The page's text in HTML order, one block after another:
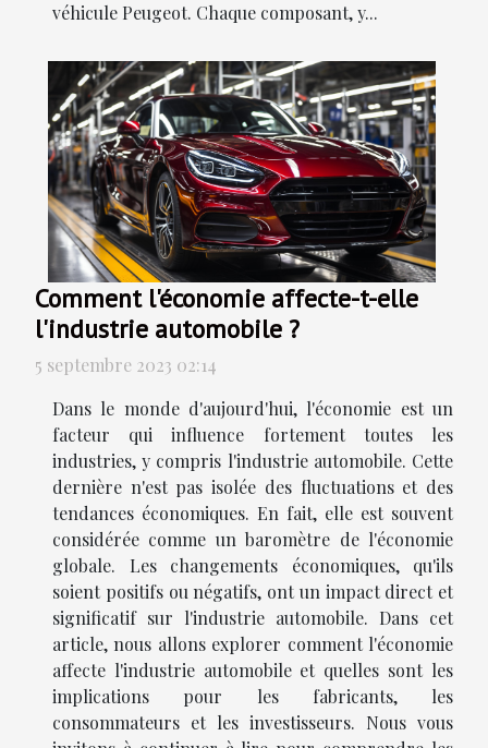
véhicule Peugeot. Chaque composant, y...
Comment l'économie affecte-t-elle
l'industrie automobile ?
5 septembre 2023 02:14
Dans le monde d'aujourd'hui, l'économie est un
facteur qui influence fortement toutes les
industries, y compris l'industrie automobile. Cette
dernière n'est pas isolée des fluctuations et des
tendances économiques. En fait, elle est souvent
considérée comme un baromètre de l'économie
globale. Les changements économiques, qu'ils
soient positifs ou négatifs, ont un impact direct et
significatif sur l'industrie automobile. Dans cet
article, nous allons explorer comment l'économie
affecte l'industrie automobile et quelles sont les
implications pour les fabricants, les
consommateurs et les investisseurs. Nous vous